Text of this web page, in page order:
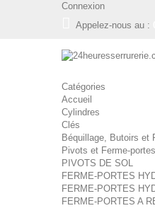
Connexion
Appelez-nous au :
Catégories
Accueil
Cylindres
Clés
Béquillage, Butoirs et
Pivots et Ferme-portes
PIVOTS DE SOL
FERME-PORTES
FERME-PORTES
FERME-PORTES A